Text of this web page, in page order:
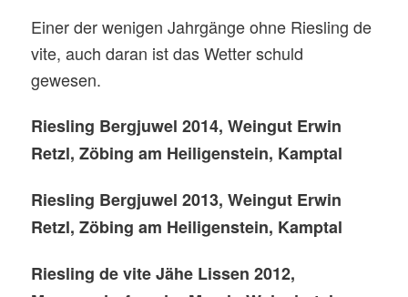
Einer der wenigen Jahrgänge ohne Riesling de
vite, auch daran ist das Wetter schuld
gewesen.
Riesling Bergjuwel 2014, Weingut Erwin
Retzl, Zöbing am Heiligenstein, Kamptal
Riesling Bergjuwel 2013, Weingut Erwin
Retzl, Zöbing am Heiligenstein, Kamptal
Riesling de vite Jähe Lissen 2012,